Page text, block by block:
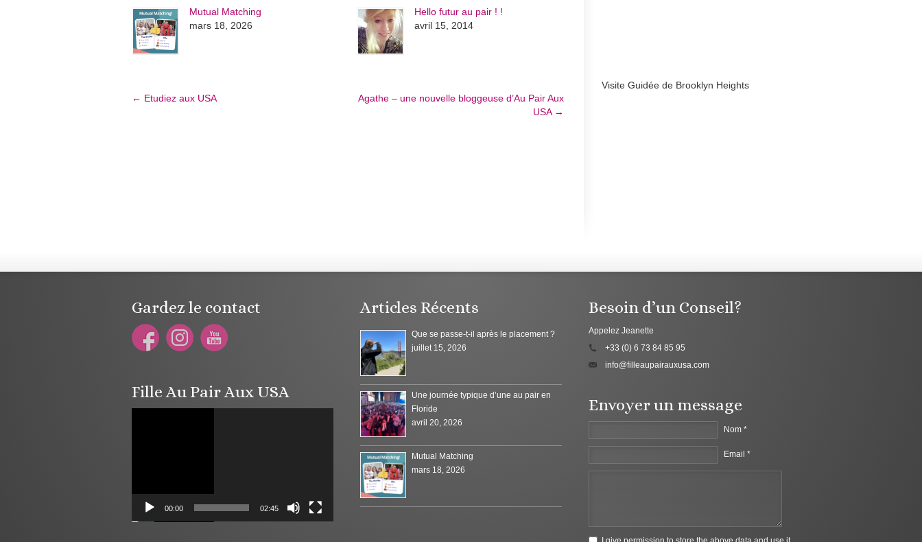
Mutual Matching
mars 18, 2026
Hello futur au pair ! !
avril 15, 2014
← Etudiez aux USA
Agathe – une nouvelle bloggeuse d’Au Pair Aux
USA →
Visite Guidée de Brooklyn Heights
Gardez le contact
Fille Au Pair Aux USA
00:00 02:45
Articles Récents
Que se passe-t-il après le placement ?
juillet 15, 2026
Une journée typique d’une au pair en
Floride
avril 20, 2026
Mutual Matching
mars 18, 2026
Besoin d’un Conseil?
Appelez Jeanette
+33 (0) 6 73 84 85 95
info@filleaupairauxusa.com
Envoyer un message
Nom *
Email *